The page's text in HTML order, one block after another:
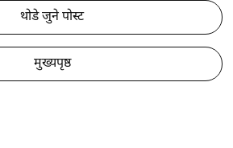
थोडे जुने पोस्ट
मुख्यपृष्ठ